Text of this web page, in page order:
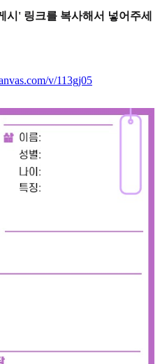
시' 링크를 복사해서 넣어주세
v/113gj05